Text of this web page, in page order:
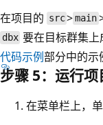
在项目的 src>main
dbx 要在目标群集
代码示例部分中的示
步骤 5：运行项
在菜单栏上，